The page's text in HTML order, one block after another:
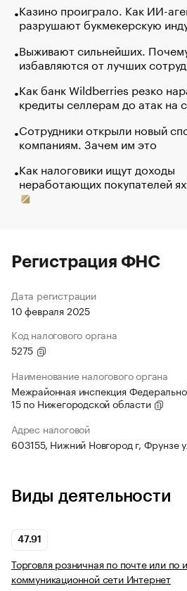
Казино проиграло. Как ИИ-
разрушают букмекерскую
Выживают сильнейших.
избавляются от лучших
Как банк Wildberries резко
кредиты селлерам до атак на
Сотрудники открыли новый
компаниям. Зачем им это
Как налоговики ищут доходы
неработающих покупателей
Регистрация ФНС
Дата регистрации
10 февраля 2025
Код налогового органа
5275
Наименование налогового органа
Межрайонная инспекция
15 по Нижегородской области
Адрес налоговой
603155, Нижний Новгород г, Фрунзе
Виды деятельности
47.91
Торговля розничная по почте или по
коммуникационной сети Интернет